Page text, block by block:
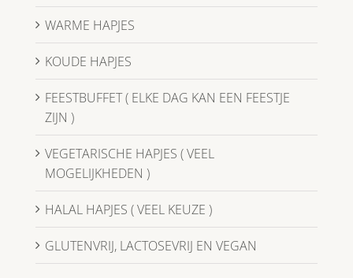
WARME HAPJES
KOUDE HAPJES
FEESTBUFFET ( ELKE DAG KAN EEN FEESTJE
ZIJN )
VEGETARISCHE HAPJES ( VEEL
MOGELIJKHEDEN )
HALAL HAPJES ( VEEL KEUZE )
GLUTENVRIJ, LACTOSEVRIJ EN VEGAN